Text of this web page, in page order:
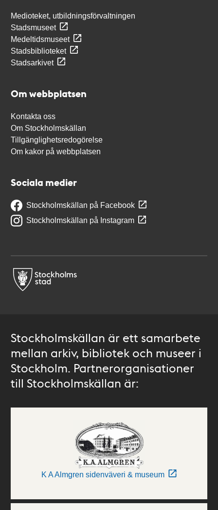
Medioteket, utbildningsförvaltningen
Stadsmuseet
Medeltidsmuseet
Stadsbiblioteket
Stadsarkivet
Om webbplatsen
Kontakta oss
Om Stockholmskällan
Tillgänglighetsredogörelse
Om kakor på webbplatsen
Sociala medier
Stockholmskällan på Facebook
Stockholmskällan på Instagram
Stockholmskällan är ett samarbete
mellan arkiv, bibliotek och museer i
Stockholm. Partnerorganisationer
till Stockholmskällan är:
K A Almgren sidenväveri & museum